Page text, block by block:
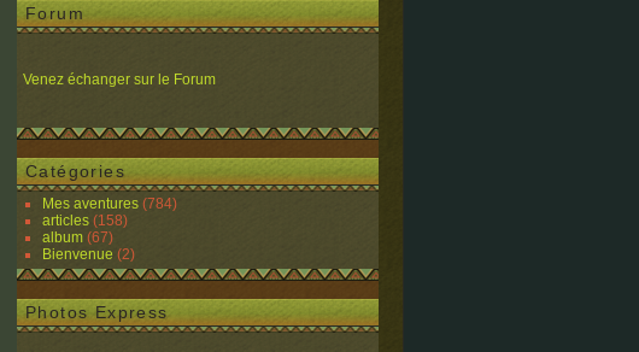
Forum
Venez échanger sur le Forum
Catégories
Mes aventures (784)
articles (158)
album (67)
Bienvenue (2)
Photos Express